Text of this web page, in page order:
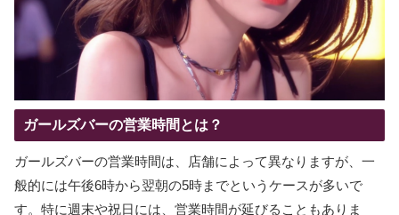
ガールズバーの営業時間とは？
ガールズバーの営業時間は、店舗によって異なりますが、一
般的には午後6時から翌朝の5時までというケースが多いで
す。特に週末や祝日には、営業時間が延びることもありま